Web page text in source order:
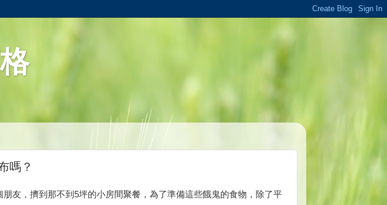
嗎？
友，擠到那不到5坪的小房間聚餐，為了準備這些餓鬼的食物，除了平